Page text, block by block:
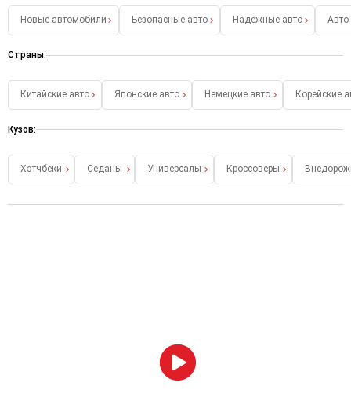
Новые автомобили Безопасные авто Надежные авто
Страны:
Китайские авто Японские авто Немецкие авто Корейские
Кузов:
Хэтчбеки Седаны Универсалы Кроссоверы